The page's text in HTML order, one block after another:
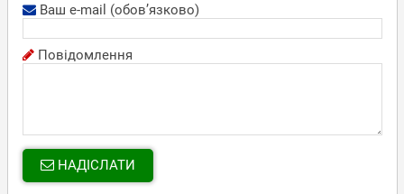
Ваш e-mail (обов’язково)
Повідомлення
НАДІСЛАТИ